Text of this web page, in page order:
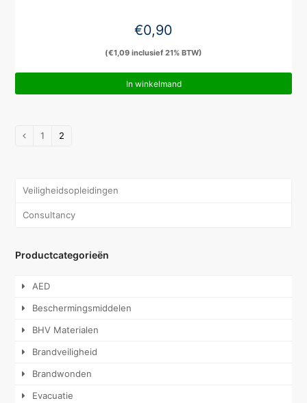
€0,90
(€1,09 inclusief 21% BTW)
In winkelmand
1 2
Veiligheidsopleidingen
Consultancy
Productcategorieën
AED
Beschermingsmiddelen
BHV Materialen
Brandveiligheid
Brandwonden
Evacuatie